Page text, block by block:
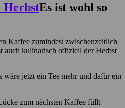
Es ist wohl so
Kaffee zumindest zwischenzeitlich
auch kulinarisch offiziell der Herbst
wäre jetzt ein Tee mehr und dafür ein
zum nächsten Kaffee füllt